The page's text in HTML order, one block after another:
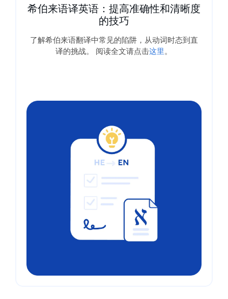
希伯来语译英语：提高准确性和清晰度
的技巧
了解希伯来语翻译中常见的陷阱，从动词时态到直
译的挑战。 阅读全文请点击这里。